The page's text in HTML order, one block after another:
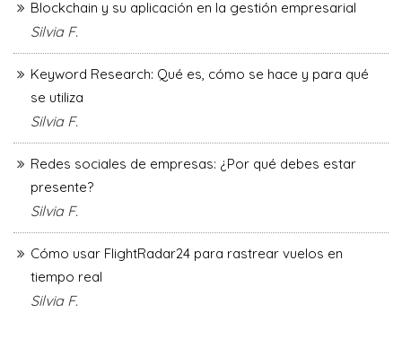
Blockchain y su aplicación en la gestión empresarial
Silvia F.
Keyword Research: Qué es, cómo se hace y para qué
se utiliza
Silvia F.
Redes sociales de empresas: ¿Por qué debes estar
presente?
Silvia F.
Cómo usar FlightRadar24 para rastrear vuelos en
tiempo real
Silvia F.